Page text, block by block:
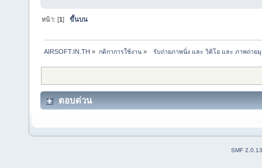
หน้า: [1]ขึ้นบน
AIRSOFT.IN.TH » กติกาการใช้งาน»
รับถ่ายภาพนิ่ง และ วิดิโอ และ ภาพถ่ายมุ
ตอบด่วน
SMF 2.0.13